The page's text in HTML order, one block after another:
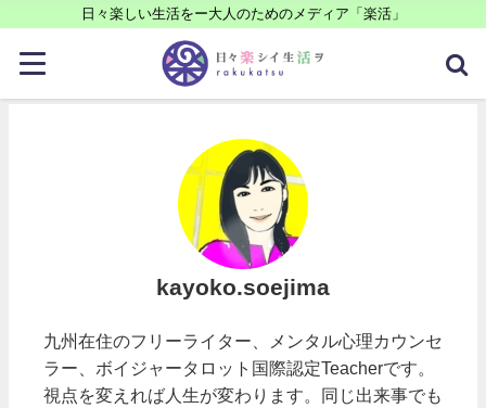
日々楽しい生活をー大人のためのメディア「楽活」
kayoko.soejima
九州在住のフリーライター、メンタル心理カウンセ
ラー、ボイジャータロット国際認定Teacherです。
視点を変えれば人生が変わります。同じ出来事でも